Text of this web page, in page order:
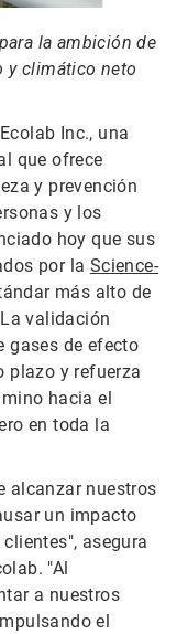
la ambición de
y climático neto
Ecolab Inc., una
que ofrece
y prevención
y los
hoy que sus
por la Science-
más alto de
validación
gases de efecto
plazo y refuerza
hacia el
en toda la
alcanzar nuestros
un impacto
asegura
"Al
a nuestros
el